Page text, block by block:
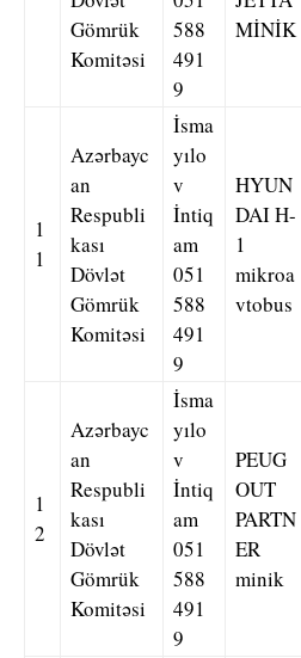
Gömrük
Komitəsi
588
491
9
MİNİK
1
1
Azərbayc
an
Respubli
kası
Dövlət
Gömrük
Komitəsi
İsma
yılo
v
İntiq
am
051
588
491
9
HYUN
DAI H-
1
mikroa
vtobus
1
2
Azərbayc
an
Respubli
kası
Dövlət
Gömrük
Komitəsi
İsma
yılo
v
İntiq
am
051
588
491
9
PEUG
OUT
PARTN
ER
minik